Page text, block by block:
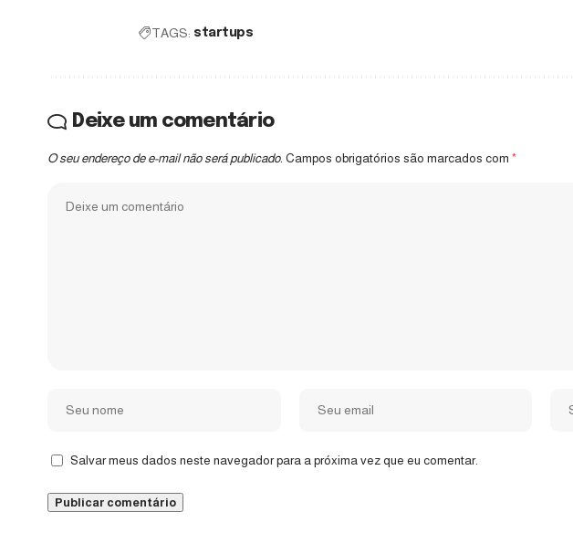
TAGS: startups
Deixe um comentário
O seu endereço de e-mail não será publicado. Campos obrigatórios são marcados com *
Salvar meus dados neste navegador para a próxima vez que eu comentar.